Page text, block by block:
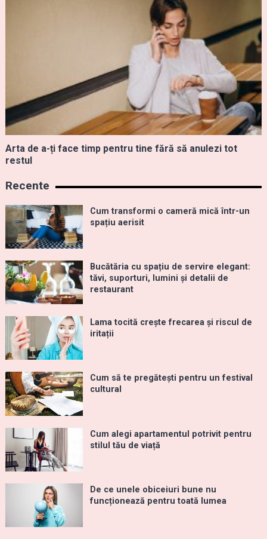
Arta de a-ți face timp pentru tine fără să anulezi tot
restul
Recente
Cum transformi o cameră mică într-un
spațiu aerisit
Bucătăria cu spațiu de servire elegant:
tăvi, suporturi, lumini și detalii de
restaurant
Lama tocită crește frecarea și riscul de
iritații
Cum să te pregătești pentru un festival
cultural
Cum alegi apartamentul potrivit pentru
stilul tău de viață
De ce unele obiceiuri bune nu
funcționează pentru toată lumea